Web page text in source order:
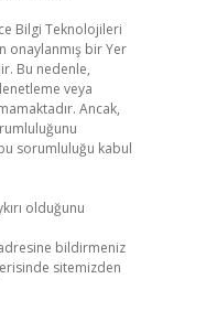
Bilgi Teknolojileri
onaylanmış bir Yer
Bu nedenle,
veya
Ancak,
sorumluluğu kabul
olduğunu
bildirmeniz
sitemizden